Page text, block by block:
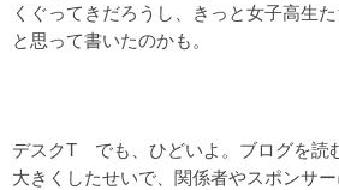
くぐってきだろうし、きっと女子高生
と思って書いたのかも。
デスクT でも、ひどいよ。ブログを読
大きくしたせいで、関係者やスポンサ